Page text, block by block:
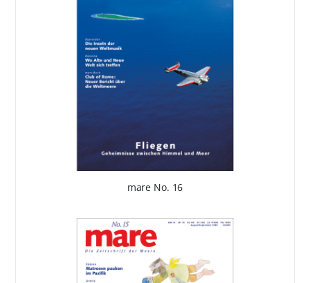
mare No. 16